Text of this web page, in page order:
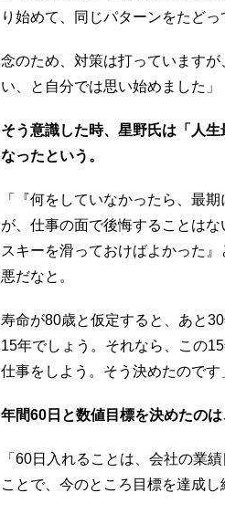
り始めて、同じパターンをたどっ
念のため、対策は打っています
い、と自分では思い始めました」
そう意識した時、星野氏は「人
なったという。
「『何をしていなかったら、最
が、仕事の面で後悔することは
スキーを滑っておけばよかった
悪だなと。
寿命が80歳と仮定すると、あと
15年でしょう。それなら、この
仕事をしよう。そう決めたのです
年間60日と数値目標を決めたの
「60日入れることは、会社の業
ことで、今のところ目標を達成し